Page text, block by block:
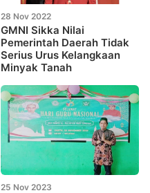
28 Nov 2022
GMNI Sikka Nilai
Pemerintah Daerah Tidak
Serius Urus Kelangkaan
Minyak Tanah
25 Nov 2023